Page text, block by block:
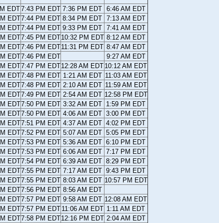
EDT7:43 PM EDT 7:36 PM EDT 6:46 AM EDT
EDT7:44 PM EDT 8:34 PM EDT 7:13 AM EDT
EDT7:44 PM EDT 9:33 PM EDT 7:41 AM EDT
EDT7:45 PM EDT10:32 PM EDT 8:12 AM EDT
EDT7:46 PM EDT11:31 PM EDT 8:47 AM EDT
EDT7:46 PM EDT
9:27 AM EDT
EDT7:47 PM EDT12:28 AM EDT 10:12 AM EDT
EDT7:48 PM EDT 1:21 AM EDT 11:03 AM EDT
EDT7:48 PM EDT 2:10 AM EDT 11:59 AM EDT
EDT7:49 PM EDT 2:54 AM EDT 12:58 PM EDT
EDT7:50 PM EDT 3:32 AM EDT
1:59 PM EDT
EDT7:50 PM EDT 4:06 AM EDT 3:00 PM EDT
EDT7:51 PM EDT 4:37 AM EDT 4:02 PM EDT
EDT7:52 PM EDT 5:07 AM EDT 5:05 PM EDT
EDT7:53 PM EDT 5:36 AM EDT 6:10 PM EDT
EDT7:53 PM EDT 6:06 AM EDT 7:17 PM EDT
EDT7:54 PM EDT 6:39 AM EDT 8:29 PM EDT
EDT7:55 PM EDT 7:17 AM EDT 9:43 PM EDT
EDT7:55 PM EDT 8:03 AM EDT 10:57 PM EDT
EDT7:56 PM EDT 8:56 AM EDT
EDT7:57 PM EDT 9:58 AM EDT 12:08 AM EDT
EDT7:57 PM EDT 11:06 AM EDT 1:11 AM EDT
EDT7:58 PM EDT12:16 PM EDT 2:04 AM EDT